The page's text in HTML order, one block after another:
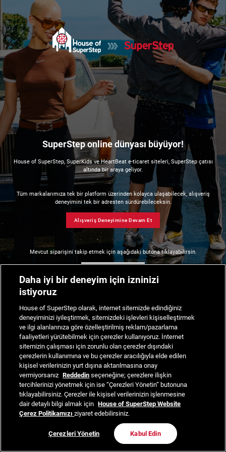
SuperStep online dünyası büyüyor!
House of SuperStep, SuperKids ve HeartBeat e-ticaret siteleri, SuperStep çatısı
altında bir araya geliyor.
Tüm markalarımıza tek bir platform üzerinden kolayca ulaşabilecek, alışveriş
deneyimini tek bir adresten sürdürebileceksin.
Alışveriş Deneyimine Devam Et
Mevcut siparişini takip etmek için aşağıdaki butona tıklayabilirsin.
Daha iyi bir deneyim için izninizi
istiyoruz
House of SuperStep olarak, internet sitemizde edindiğiniz
deneyiminizi iyileştirmek, sitemizdeki işlevleri kişiselleştirmek
ve ilgi alanlarınıza göre özelleştirilmiş reklam/pazarlama
faaliyetleri yürütebilmek için çerezler kullanıyoruz. İnternet
sitemizin çalışması için zorunlu olan çerezler dışındaki
çerezlerin kullanımına ve bu çerezler aracılığıyla elde edilen
kişisel verilerinizin yurt dışına aktarılmasına onay
vermiyorsanız Reddedin seçeneğine; çerezlere ilişkin
tercihlerinizi yönetmek için ise “Çerezleri Yönetin” butonuna
tıklayabilirsiniz. Çerezler ile kişisel verilerinizin işlenmesine
dair detaylı bilgi almak için House of SuperStep Website
Çerez Politikamızıziyaret edebilirsiniz.
Çerezleri Yönetin Kabul Edin